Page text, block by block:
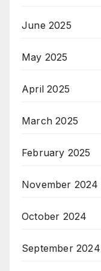
June 2025
May 2025
April 2025
March 2025
February 2025
November 2024
October 2024
September 2024